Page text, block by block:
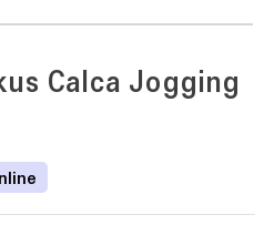
Calca Jogging